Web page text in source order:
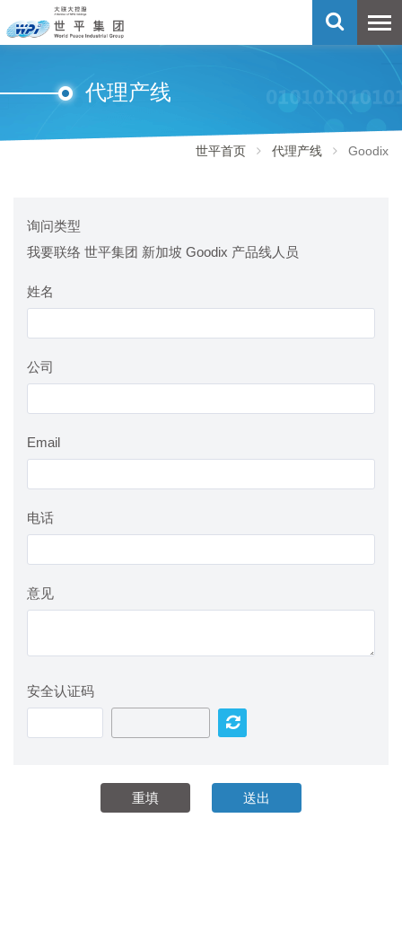
代理产线
世平首页 代理产线 Goodix
询问类型
我要联络 世平集团 新加坡 Goodix 产品线人员
姓名
公司
Email
电话
意见
安全认证码